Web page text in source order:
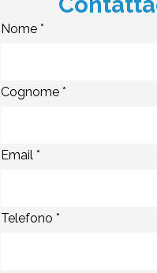
Nome *
Cognome *
Email *
Telefono *